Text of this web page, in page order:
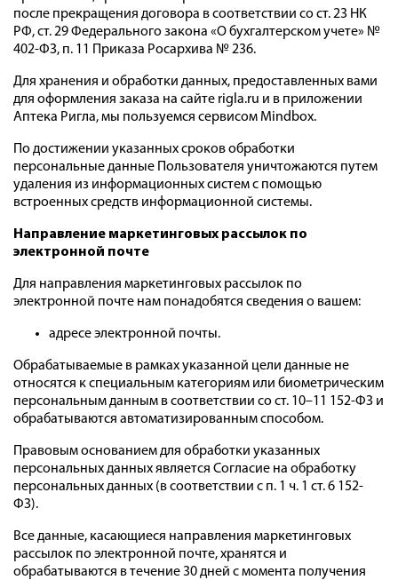
после прекращения договора в соответствии со ст. 23 НК
РФ, ст. 29 Федерального закона «О бухгалтерском учете» №
402-ФЗ, п. 11 Приказа Росархива № 236.
Для хранения и обработки данных, предоставленных вами
для оформления заказа на сайте rigla.ru и в приложении
Аптека Ригла, мы пользуемся сервисом Mindbox.
По достижении указанных сроков обработки
персональные данные Пользователя уничтожаются путем
удаления из информационных систем с помощью
встроенных средств информационной системы.
Направление маркетинговых рассылок по
электронной почте
Для направления маркетинговых рассылок по
электронной почте нам понадобятся сведения о вашем:
адресе электронной почты.
Обрабатываемые в рамках указанной цели данные не
относятся к специальным категориям или биометрическим
персональным данным в соответствии со ст. 10–11 152-ФЗ и
обрабатываются автоматизированным способом.
Правовым основанием для обработки указанных
персональных данных является Согласие на обработку
персональных данных (в соответствии с п. 1 ч. 1 ст. 6 152-
ФЗ).
Все данные, касающиеся направления маркетинговых
рассылок по электронной почте, хранятся и
обрабатываются в течение 30 дней с момента получения